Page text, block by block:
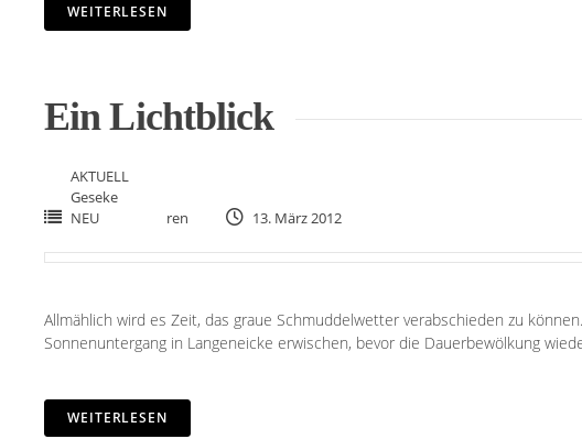
WEITERLESEN
Ein Lichtblick
AKTUELL
Geseke
NEU
ren 13. März 2012
Allmählich wird es Zeit, das graue Schmuddelwetter verabschieden zu
Sonnenuntergang in Langeneicke erwischen, bevor die Dauerbewölkung
WEITERLESEN